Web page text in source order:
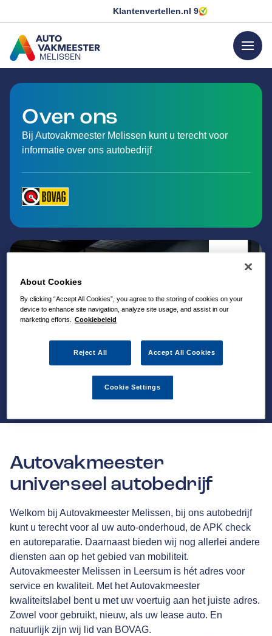
Klantenvertellen.nl 9
MELISSEN
GA NAAR DE HOMEPAGINA
menu
Over ons
Bij Autovakmeester Melissen kunt u terecht voor
informatie over ons autobedrijf
Autovakmeester
universeel autobedrijf
Welkom bij Autovakmeester Melissen, bij ons autobedrijf
kunt u terecht voor al uw auto-onderhoud, de APK check
en autoreparatie. Daarnaast bieden wij nog allerlei andere
diensten aan op het gebied van mobiliteit.
Autovakmeester Melissen in Leersum is hét adres voor
service en kwaliteit. Met het Autovakmeester
kwaliteitslabel bent u met uw voertuig aan het juiste adres.
Zowel voor gebruikt, nieuw, als uw lease auto. En
natuurlijk zijn wij lid van BOVAG.
About Cookies
By clicking “Accept All Cookies”, you agree to the storing of cookies on your
device to enhance site navigation, analyze site usage, and assist in our
marketing efforts. Cookiebeleid
Reject All Accept All Cookies
Cookie Settings